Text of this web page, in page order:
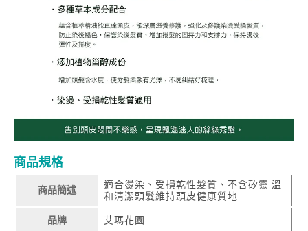
商品規格
商品簡述
適合燙染、受損乾性髮質、不含矽靈 溫
和清潔頭髮維持頭皮健康質地
品牌 艾瑪花園